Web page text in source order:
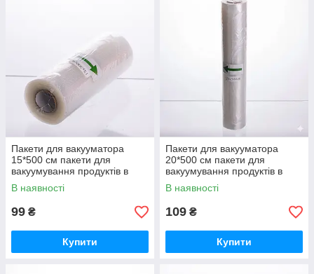
Пакети для вакууматора
15*500 см пакети для
вакуумування продуктів в
рулоні HP-11-20
В наявності
99 ₴
Купити
Пакети для вакууматора
20*500 см пакети для
вакуумування продуктів в
рулоні HP-11-21
В наявності
109 ₴
Купити